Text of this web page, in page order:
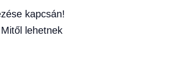
kapcsán!
lehetnek